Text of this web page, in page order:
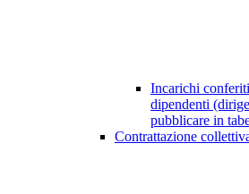
Incarichi
dipendenti
pubblicare in
Contrattazione